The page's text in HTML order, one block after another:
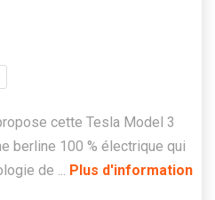
cette Tesla Model 3
berline 100 % électrique qui
de ... Plus d'information